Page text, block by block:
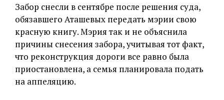
Забор снесли в сентябре после решения суда,
обязавшего Аташевых передать мэрии свою
красную книгу. Мэрия так и не объяснила
причины снесения забора, учитывая тот факт,
что реконструкция дороги все равно была
приостановлена, а семья планировала подать
на аппеляцию.